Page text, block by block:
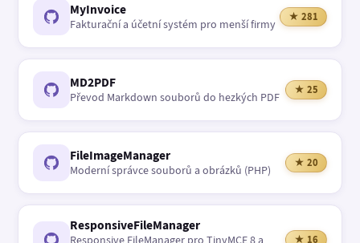
MyInvoice
Fakturační a účetní systém pro menší firmy
★ 281
MD2PDF
Převod Markdown souborů do hezkých PDF
★ 25
FileImageManager
Moderní správce souborů a obrázků (PHP)
★ 20
ResponsiveFileManager
★ 16